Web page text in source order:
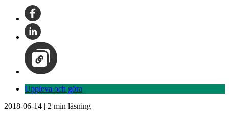
Uppleva och göra
2018-06-14 | 2 min läsning